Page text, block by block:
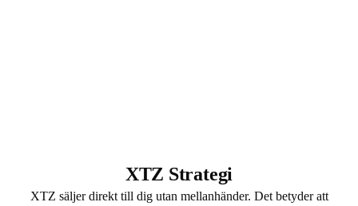
XTZ Strategi
XTZ säljer direkt till dig utan mellanhänder. Det betyder att